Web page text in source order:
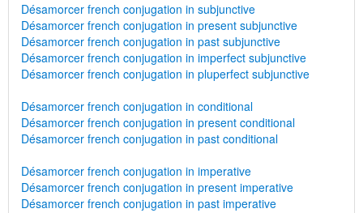
Désamorcer french conjugation in subjunctive
Désamorcer french conjugation in present subjunctive
Désamorcer french conjugation in past subjunctive
Désamorcer french conjugation in imperfect subjunctive
Désamorcer french conjugation in pluperfect subjunctive
Désamorcer french conjugation in conditional
Désamorcer french conjugation in present conditional
Désamorcer french conjugation in past conditional
Désamorcer french conjugation in imperative
Désamorcer french conjugation in present imperative
Désamorcer french conjugation in past imperative